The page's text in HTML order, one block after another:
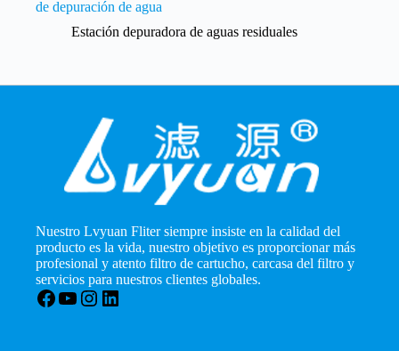
de depuración de agua
Estación depuradora de aguas residuales
Nuestro Lvyuan Fliter siempre insiste en la calidad del
producto es la vida, nuestro objetivo es proporcionar más
profesional y atento filtro de cartucho, carcasa del filtro y
servicios para nuestros clientes globales.
Facebook
YouTube
Instagram
LinkedIn